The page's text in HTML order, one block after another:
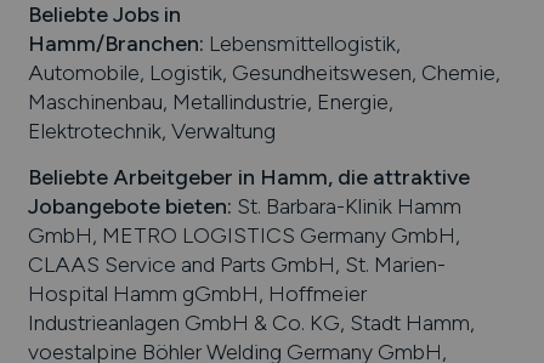
Beliebte Jobs in
Hamm/Branchen: Lebensmittellogistik,
Automobile, Logistik, Gesundheitswesen, Chemie,
Maschinenbau, Metallindustrie, Energie,
Elektrotechnik, Verwaltung
Beliebte Arbeitgeber in Hamm, die attraktive
Jobangebote bieten: St. Barbara-Klinik Hamm
GmbH, METRO LOGISTICS Germany GmbH,
CLAAS Service and Parts GmbH, St. Marien-
Hospital Hamm gGmbH, Hoffmeier
Industrieanlagen GmbH & Co. KG, Stadt Hamm,
voestalpine Böhler Welding Germany GmbH,